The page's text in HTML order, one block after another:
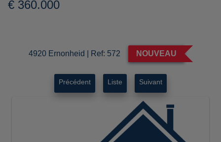
€ 360.000
4920 Ernonheid Ref: 572 NOUVEAU
Précédent Liste Suivant